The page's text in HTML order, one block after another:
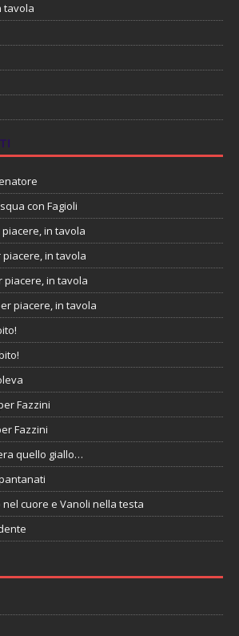
tavola
con Fagioli
piacere, in tavola
piacere, in tavola
piacere, in tavola
piacere, in tavola
Fazzini
Fazzini
quello giallo…
nel cuore e Vanoli nella testa